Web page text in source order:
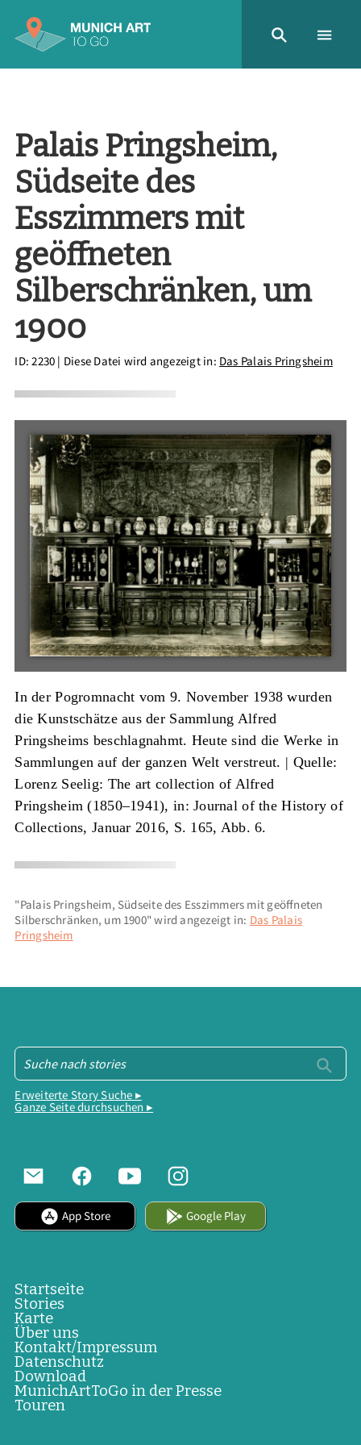
Palais Pringsheim,
Südseite des
Esszimmers mit
geöffneten
Silberschränken, um
1900
ID: 2230 | Diese Datei wird angezeigt in: Das Palais Pringsheim
In der Pogromnacht vom 9. November 1938 wurden
die Kunstschätze aus der Sammlung Alfred
Pringsheims beschlagnahmt. Heute sind die Werke in
Sammlungen auf der ganzen Welt verstreut. | Quelle:
Lorenz Seelig: The art collection of Alfred
Pringsheim (1850–1941), in: Journal of the History of
Collections, Januar 2016, S. 165, Abb. 6.
"Palais Pringsheim, Südseite des Esszimmers mit geöffneten
Silberschränken, um 1900" wird angezeigt in: Das Palais
Pringsheim
Erweiterte Story Suche ▸
Ganze Seite durchsuchen ▸
App Store Google Play
Startseite
Stories
Karte
Über uns
Kontakt/Impressum
Datenschutz
Download
MunichArtToGo in der Presse
Touren